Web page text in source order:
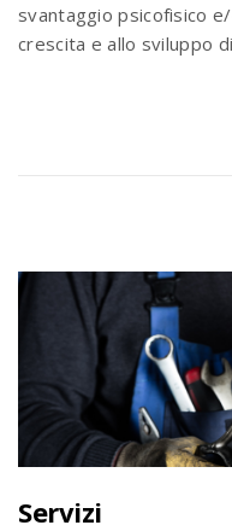
svantaggio psicofisico
crescita e allo sviluppo
Servizi